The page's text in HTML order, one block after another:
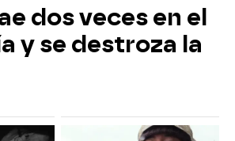
dos veces en el
y se destroza la